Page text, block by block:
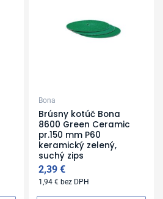
Bona
Brúsny kotúč Bona
8600 Green Ceramic
pr.150 mm P60
keramický zelený,
suchý zips
2,39€
1,94€ bez DPH